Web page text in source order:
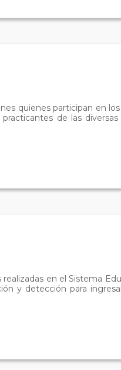
quienes participan en
de las diversas
en el Sistema
y detección para